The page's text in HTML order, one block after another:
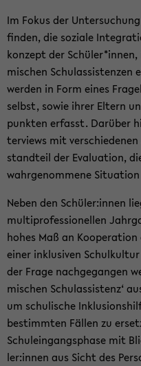
Im Fokus der
fin­den, die so­zia­le
kon­zept der
mi­schen Schul­as­sis­ten­zen
wer­den in Form eines
selbst, sowie ihrer El­tern
punk­ten er­fasst. Dar­über
ter­views mit
stand­teil der Eva­lua­ti­on,
wahr­ge­nom­me­ne
Neben den Schü­ler:innen
mul­ti­pro­fes­sio­nel­len
hohes Maß an
einer in­klu­si­ven
der Frage nach­ge­gan­gen
mi­schen Schul­as­sis­tenz‘
um schu­li­sche
be­stimm­ten Fäl­len zu
Schul­ein­gangs­pha­se mit
ler:innen aus Sicht des